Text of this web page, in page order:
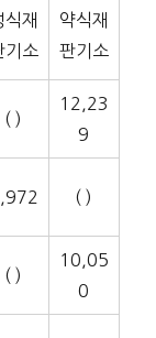
식재
기소
약식재
판기소
( )
12,23
9
( )
( )
10,05
0